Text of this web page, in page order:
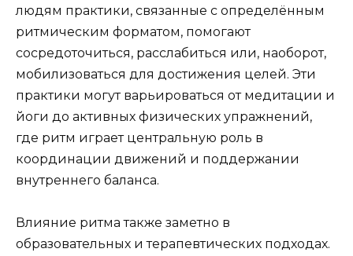
людям практики, связанные с определённым
ритмическим форматом, помогают
сосредоточиться, расслабиться или, наоборот,
мобилизоваться для достижения целей. Эти
практики могут варьироваться от медитации и
йоги до активных физических упражнений,
где ритм играет центральную роль в
координации движений и поддержании
внутреннего баланса.
Влияние ритма также заметно в
образовательных и терапевтических подходах.